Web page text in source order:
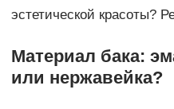
эстетической красоты?
Материал бака:
или нержавейка?